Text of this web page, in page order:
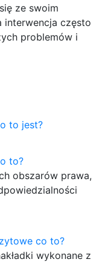
ze swoim
interwencja często
problemów i
to jest?
to?
obszarów prawa,
co to?
wykonane z